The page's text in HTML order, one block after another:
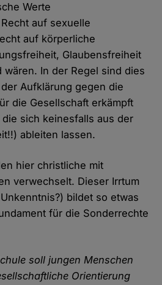
Werte
auf sexuelle
auf körperliche
Glaubensfreiheit
In der Regel sind dies
Aufklärung gegen die
die Gesellschaft erkämpft
sich keinesfalls aus der
ableiten lassen.
hier christliche mit
verwechselt. Dieser Irrtum
bildet so etwas
für die Sonderrechte
soll jungen Menschen
Orientierung